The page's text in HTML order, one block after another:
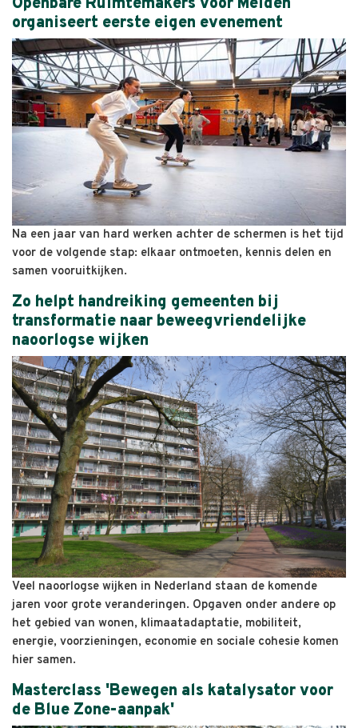
Openbare Ruimtemakers voor Meiden
organiseert eerste eigen evenement
Na een jaar van hard werken achter de schermen is het tijd
voor de volgende stap: elkaar ontmoeten, kennis delen en
samen vooruitkijken.
Zo helpt handreiking gemeenten bij
transformatie naar beweegvriendelijke
naoorlogse wijken
Veel naoorlogse wijken in Nederland staan de komende
jaren voor grote veranderingen. Opgaven onder andere op
het gebied van wonen, klimaatadaptatie, mobiliteit,
energie, voorzieningen, economie en sociale cohesie komen
hier samen.
Masterclass 'Bewegen als katalysator voor
de Blue Zone-aanpak'